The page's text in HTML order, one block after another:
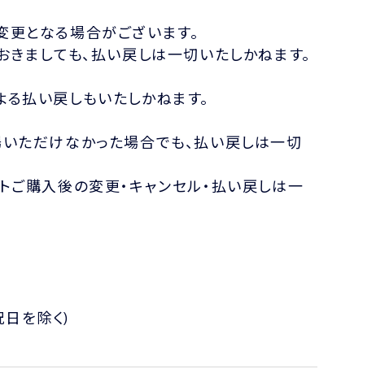
となる場合がございます。
ましても、払い戻しは一切いたしかねます。
払い戻しもいたしかねます。
ただけなかった場合でも、払い戻しは一切
購入後の変更・キャンセル・払い戻しは一
を除く)